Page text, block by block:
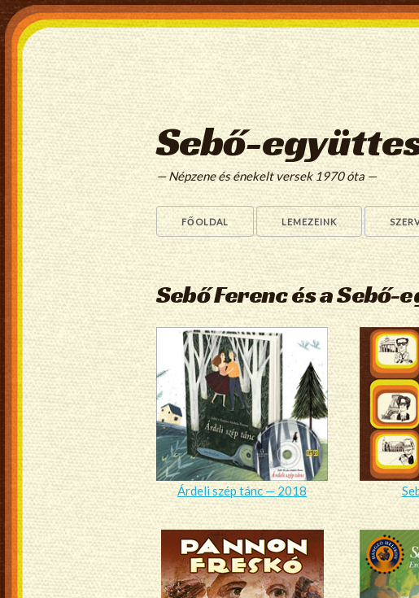
Sebő-
— Népzene és énekelt versek 1970 óta —
FŐOLDAL LEMEZEINK
Sebő Ferenc és a
Árdeli szép tánc — 2018